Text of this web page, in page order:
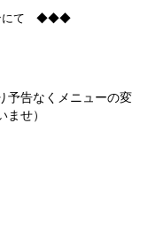
にて ◆◆◆
予告なくメニューの変
せ）